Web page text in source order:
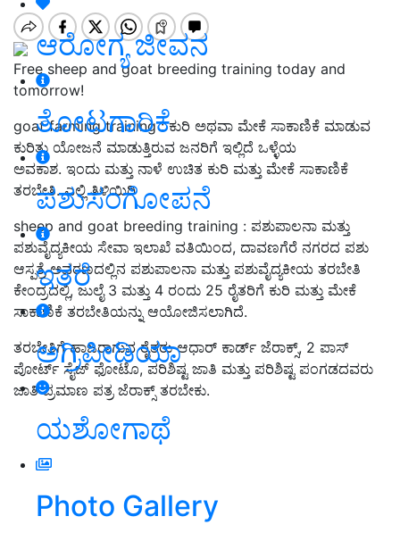
ಆರೋಗ್ಯ ಜೀವನ
ತೋಟಗಾರಿಕೆ
ಪಶುಸಂಗೋಪನೆ
ಇತರೆ
ಅಗ್ರಿಪೀಡಿಯಾ
ಯಶೋಗಾಥೆ
Photo Gallery
Free sheep and goat breeding training today and
tomorrow!
goat farming training:ಕುರಿ ಅಥವಾ ಮೇಕೆ ಸಾಕಾಣಿಕೆ ಮಾಡುವ
ಕುರಿತು ಯೋಜನೆ ಮಾಡುತ್ತಿರುವ ಜನರಿಗೆ ಇಲ್ಲಿದೆ ಒಳ್ಳೆಯ
ಅವಕಾಶ. ಇಂದು ಮತ್ತು ನಾಳೆ ಉಚಿತ ಕುರಿ ಮತ್ತು ಮೇಕೆ ಸಾಕಾಣಿಕೆ
ತರಬೇತಿ. ಎಲ್ಲಿ ತಿಳಿಯಿರಿ
sheep and goat breeding training : ಪಶುಪಾಲನಾ ಮತ್ತು
ಪಶುವೈದ್ಯಕೀಯ ಸೇವಾ ಇಲಾಖೆ ವತಿಯಿಂದ, ದಾವಣಗೆರೆ ನಗರದ ಪಶು
ಆಸ್ಪತ್ರೆ ಅವರಣದಲ್ಲಿನ ಪಶುಪಾಲನಾ ಮತ್ತು ಪಶುವೈದ್ಯಕೀಯ ತರಬೇತಿ
ಕೇಂದ್ರದಲ್ಲಿ, ಜುಲೈ 3 ಮತ್ತು 4 ರಂದು 25 ರೈತರಿಗೆ ಕುರಿ ಮತ್ತು ಮೇಕೆ
ಸಾಕಾಣಿಕೆ ತರಬೇತಿಯನ್ನು ಆಯೋಜಿಸಲಾಗಿದೆ.
ತರಬೇತಿಗೆ ಹಾಜರಾಗುವ ರೈತರು ಆಧಾರ್ ಕಾರ್ಡ್ ಜೆರಾಕ್ಸ್, 2 ಪಾಸ್
ಪೋರ್ಟ್‌ ಸೈಜ್‌ ಫೋಟೊ, ಪರಿಶಿಷ್ಟ ಜಾತಿ ಮತ್ತು ಪರಿಶಿಷ್ಟ ಪಂಗಡದವರು
ಜಾತಿ ಪ್ರಮಾಣ ಪತ್ರ ಜೆರಾಕ್ಸ್ ತರಬೇಕು.